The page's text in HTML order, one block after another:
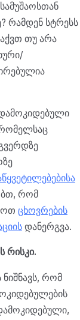
რამდენ სტრესს
თუ არა
რომ
ცხოვრების
დანერგვა.
რისკი.
რომ